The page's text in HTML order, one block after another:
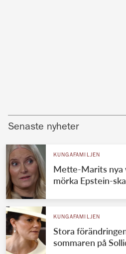
Senaste nyheter
KUNGAFAMILJEN
Mette-Marits nya
mörka Epstein-
KUNGAFAMILJEN
Stora
sommaren på